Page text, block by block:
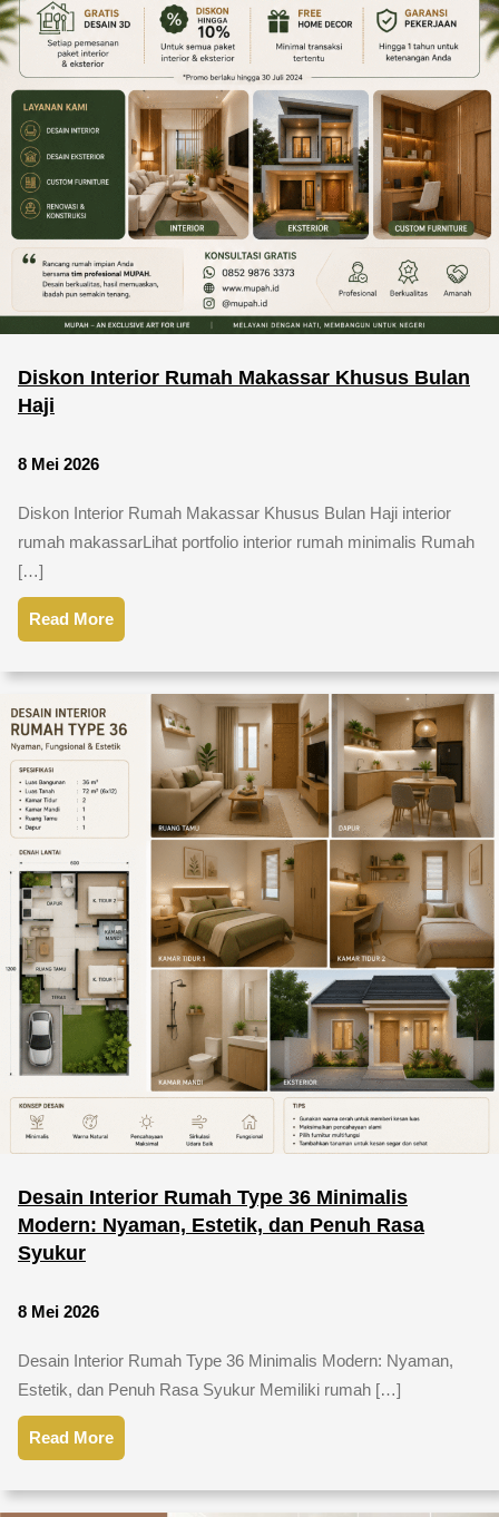
Diskon Interior Rumah Makassar Khusus Bulan
Haji
8 Mei 2026
Diskon Interior Rumah Makassar Khusus Bulan Haji interior
rumah makassarLihat portfolio interior rumah minimalis Rumah
[…]
Read More
Desain Interior Rumah Type 36 Minimalis
Modern: Nyaman, Estetik, dan Penuh Rasa
Syukur
8 Mei 2026
Desain Interior Rumah Type 36 Minimalis Modern: Nyaman,
Estetik, dan Penuh Rasa Syukur Memiliki rumah […]
Read More